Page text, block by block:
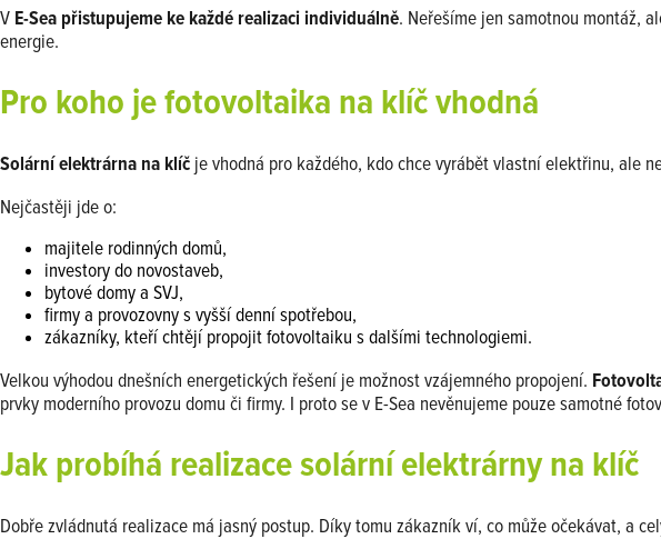
V E-Sea přistupujeme ke každé realizaci individuálně. Neřešíme jen samotnou montáž,
energie.
Pro koho je fotovoltaika na klíč vhodná
Solární elektrárna na klíč je vhodná pro každého, kdo chce vyrábět vlastní elektřinu, ale
Nejčastěji jde o:
majitele rodinných domů,
investory do novostaveb,
bytové domy a SVJ,
firmy a provozovny s vyšší denní spotřebou,
zákazníky, kteří chtějí propojit fotovoltaiku s dalšími technologiemi.
Velkou výhodou dnešních energetických řešení je možnost vzájemného propojení.
prvky moderního provozu domu či firmy. I proto se v E-Sea nevěnujeme pouze samotné
Jak probíhá realizace solární elektrárny na klíč
Dobře zvládnutá realizace má jasný postup. Díky tomu zákazník ví, co může očekávat, a